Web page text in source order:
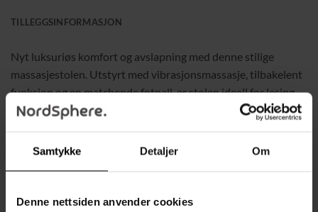
Samtykke Detaljer Om
Denne nettsiden anvender cookies
TILLEGGSINFORMASJON
Nyt luksuriøs komfort og avslapning med denne stilige
massasjestolen. Utstyrt med vibrasjonsmassasje, tilbakelent
funksjon og en matchende fotpall, er stolen ideell for lesing,
TV-titting eller bare å slappe av. Den slitesterke overflaten i
elegant og holdbar.